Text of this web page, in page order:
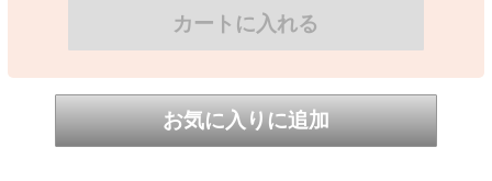
真空パックタオルです！
災害時や緊急時、タオルはいくらあっても困りません！
手拭き、汗拭きに！
ケガをした時の応急処置に！